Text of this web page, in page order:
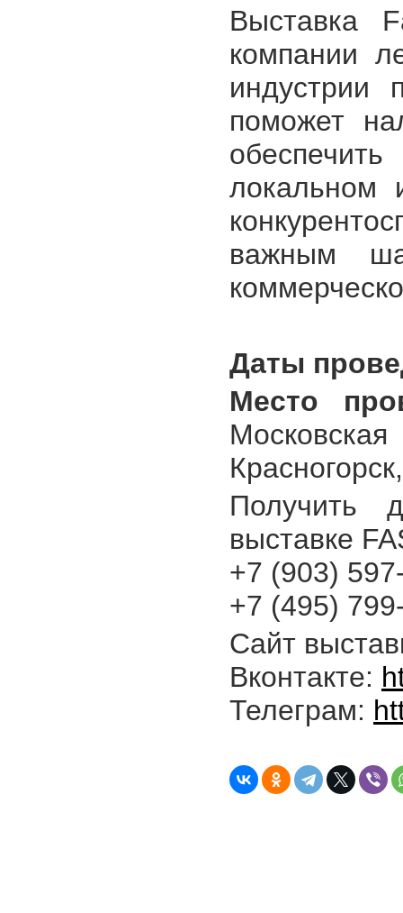
Выставка
компании
индустрии
поможет
локальном
важным
Даты
Место
Московская
Получить
выставке
+7 (903)
+7 (495)
Сайт
Вконтакте:
Телеграм: